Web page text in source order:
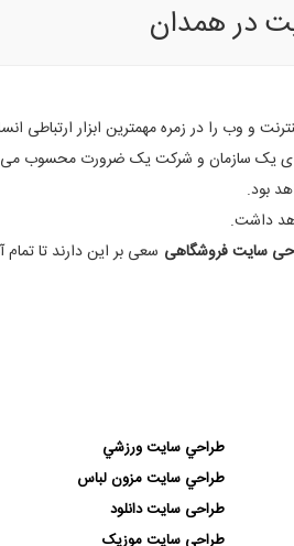
در همدان
و وب را در زمره مهمترین ابزار ارتباطی
یک سازمان و شرکت یک ضرورت محسوب می
بود.
داشت.
سایت فروشگاهی سعی بر این دارند تا تمام
طراحي سايت ورزشي
طراحي سايت مزون لباس
طراحی سايت دانلود
طراحی سایت موزیک